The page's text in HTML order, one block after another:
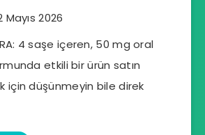
Mayıs 2026
4 saşe içeren, 50 mg oral
etkili bir ürün satın
için düşünmeyin bile direk